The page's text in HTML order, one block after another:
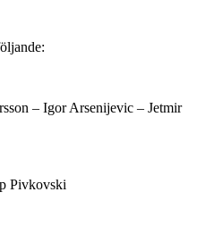
– Igor Arsenijevic – Jetmir
Pivkovski